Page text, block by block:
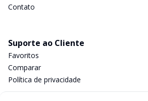
Contato
Suporte ao Cliente
Favoritos
Comparar
Política de privacidade